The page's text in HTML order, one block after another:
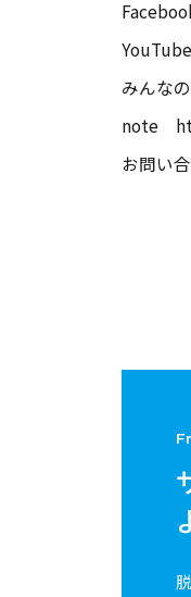
みんな
note
お問い